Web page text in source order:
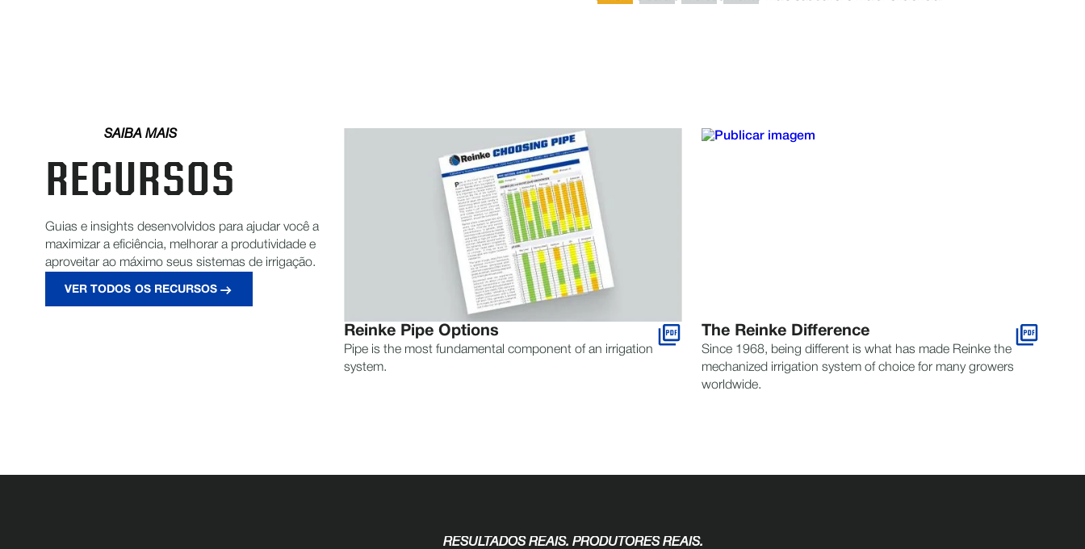
SAIBA MAIS
RECURSOS
Guias e insights desenvolvidos para ajudar você a
maximizar a eficiência, melhorar a produtividade e
aproveitar ao máximo seus sistemas de irrigação.
VER TODOS OS RECURSOS
Reinke Pipe Options
Pipe is the most fundamental component of an irrigation
system.
The Reinke Difference
Since 1968, being different is what has made Reinke the
mechanized irrigation system of choice for many growers
worldwide.
RESULTADOS REAIS. PRODUTORES REAIS.